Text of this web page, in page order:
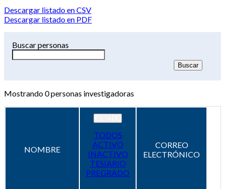
Descargar listado en CSV
Descargar listado en PDF
Buscar personas
Mostrando0personas investigadoras
NOMBRE
TODOS
ACTIVO
INACTIVO
TESIARIO
PREGRADO
CORREO
ELECTRÓNICO